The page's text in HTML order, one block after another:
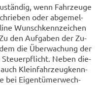
wenn Fahr­zeu­ge
oder ab­ge­mel­
Wunsch­kenn­zei­chen
den Auf­ga­ben der Zu­
die Über­wa­chung der
Steu­er­pflicht. Neben die­
Klein­fahr­zeug­kenn­
bei Ei­gen­tü­mer­wech­